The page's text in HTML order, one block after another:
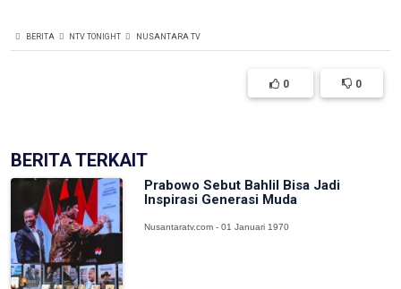
BERITA NTV TONIGHT NUSANTARA TV
0 0
BERITA TERKAIT
Prabowo Sebut Bahlil Bisa Jadi
Inspirasi Generasi Muda
Nusantaratv.com - 01 Januari 1970